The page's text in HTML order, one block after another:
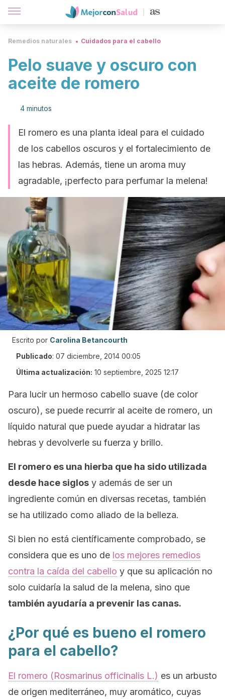
Remedios naturales Cuidados para el cabello
Pelo suave y oscuro con
aceite de romero
4 minutos
El romero es una planta ideal para el cuidado
de los cabellos oscuros y el fortalecimiento de
las hebras. Además, tiene un aroma muy
agradable, ¡perfecto para perfumar la melena!
Escrito por Carolina Betancourth
Publicado: 07 diciembre, 2014 00:05
Última actualización: 10 septiembre, 2025 12:17
Para lucir un hermoso cabello suave (de color
oscuro), se puede recurrir al aceite de romero, un
líquido natural que puede ayudar a hidratar las
hebras y devolverle su fuerza y brillo.
El romero es una hierba que ha sido utilizada
desde hace siglos y además de ser un
ingrediente común en diversas recetas, también
se ha utilizado como aliado de la belleza.
Si bien no está científicamente comprobado, se
considera que es uno de los mejores remedios
contra la caída del cabello y que su aplicación no
solo cuidaría la salud de la melena, sino que
también ayudaría a prevenir las canas.
¿Por qué es bueno el romero
para el cabello?
El romero (Rosmarinus officinalis L.) es un arbusto
de origen mediterráneo, muy aromático, cuyas